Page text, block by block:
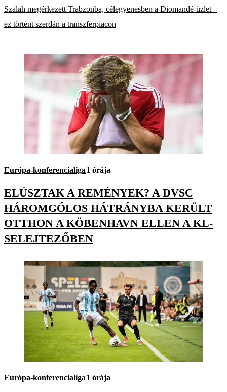
Szalah megérkezett Trabzonba, célegyenesben a Diomandé-üzlet –
ez történt szerdán a transzferpiacon
Európa-konferencialiga1 órája
ELÚSZTAK A REMÉNYEK? A DVSC
HÁROMGÓLOS HÁTRÁNYBA KERÜLT
OTTHON A KÖBENHAVN ELLEN A KL-
SELEJTEZŐBEN
Európa-konferencialiga1 órája